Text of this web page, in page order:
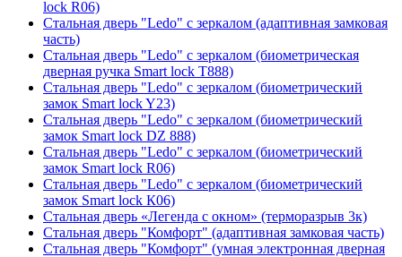
lock R06)
Стальная дверь "Ledo" с зеркалом (адаптивная замковая
часть)
Стальная дверь "Ledo" с зеркалом (биометрическая
дверная ручка Smart lock T888)
Стальная дверь "Ledo" с зеркалом (биометрический
замок Smart lock Y23)
Стальная дверь "Ledo" с зеркалом (биометрический
замок Smart lock DZ 888)
Стальная дверь "Ledo" с зеркалом (биометрический
замок Smart lock R06)
Стальная дверь "Ledo" с зеркалом (биометрический
замок Smart lock К06)
Стальная дверь «Легенда с окном» (терморазрыв 3к)
Стальная дверь "Комфорт" (адаптивная замковая часть)
Стальная дверь "Комфорт" (умная электронная дверная